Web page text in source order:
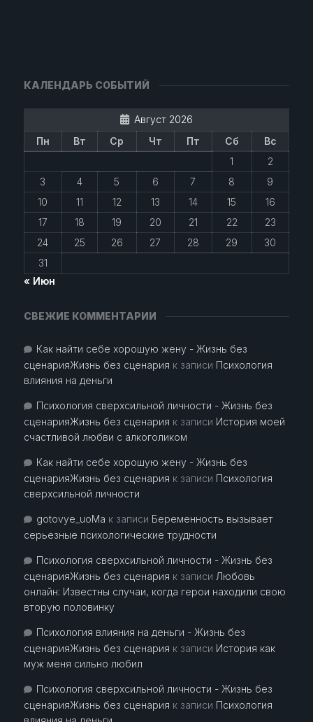
КАЛЕНДАРЬ СОБЫТИЙ
Август 2026
Пн
Вт Ср Чт Пт Сб
Вс
1
2
3
4 5 6 7 8
9
10
11 12 13 14 15
16
17
18 19 20 21 22
23
24
25 26 27 28 29
30
31
« Июн
СВЕЖИЕ КОММЕНТАРИИ
Как найти себе хорошую жену - Жизнь без
сценарияЖизнь без сценария к записи Психология
влияния на деньги
Психология сверхсильной личности - Жизнь без
сценарияЖизнь без сценария к записи История моей
счастливой любви с алкоголиком
Как найти себе хорошую жену - Жизнь без
сценарияЖизнь без сценария к записи Психология
сверхсильной личности
gotovye_uoMa к записи Беременность вызывает
серьезные психологические трудности
Психология сверхсильной личности - Жизнь без
сценарияЖизнь без сценария к записи Любовь
онлайн: Известны случаи, когда герои находили свою
вторую половинку
Психология влияния на деньги - Жизнь без
сценарияЖизнь без сценария к записи История как
муж меня сильно любил
Психология сверхсильной личности - Жизнь без
сценарияЖизнь без сценария к записи Психология